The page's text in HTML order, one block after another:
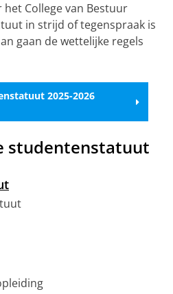
College van Bestuur
in strijd of tegenspraak is
gaan de wettelijke regels
2025-2026
studentenstatuut